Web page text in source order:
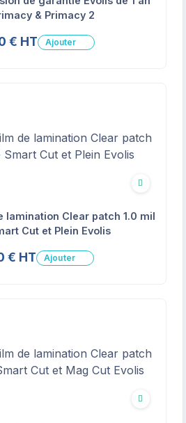
& Primacy 2
€ HT Ajouter
Écologique
lamination Clear patch 1.0 mil
Cut et Plein Evolis
€ HT Ajouter
Écologique